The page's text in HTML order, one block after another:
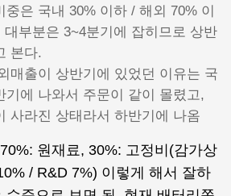
중은 국내 30% 이하 / 해외 70% 이
대부분은 3~4분기에 잡히므로 상반
본다.
매출이 상반기에 있었던 이유는 국
기에 나와서 주문이 같이 몰렸고,
사라진 상태라서 하반기에 나옴
원재료, 30%: 고정비(감가상
/ R&D 7%) 이렇게 해서 잘하